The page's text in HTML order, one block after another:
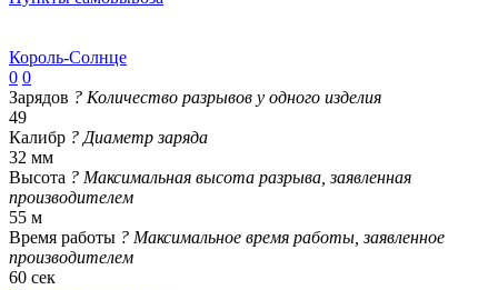
Король-Солнце
0 0
Зарядов ? Количество разрывов у одного изделия
49
Калибр ? Диаметр заряда
32 мм
Высота ? Максимальная высота разрыва, заявленная
производителем
55 м
Время работы ? Максимальное время работы, заявленное
производителем
60 сек